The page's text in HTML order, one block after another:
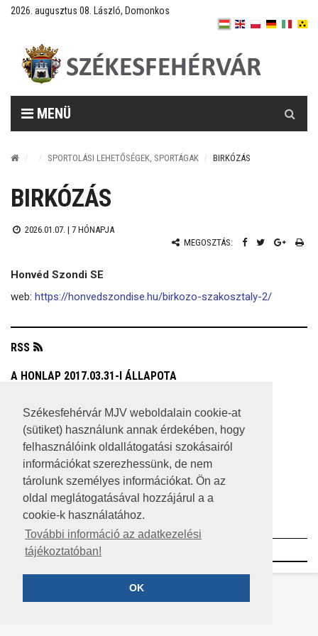
Székesfehérvár MJV weboldalain cookie-at
(sütiket) használunk annak érdekében, hogy
felhasználóink oldallátogatási szokásairól
információkat szerezhessünk, de nem
tárolunk személyes információkat. Ön az
oldal meglátogatásával hozzájárul a a
cookie-k használatához.
További információ az adatkezelési
tájékoztatóban!
OK
2026. augusztus 08. László, Domonkos
MENÜ
SPORTOLÁSI LEHETŐSÉGEK, SPORTÁGAK BIRKÓZÁS
BIRKÓZÁS
2026.01.07. | 7 HÓNAPJA
MEGOSZTÁS:
Honvéd Szondi SE
web: https://honvedszondise.hu/birkozo-szakosztaly-2/
RSS
A HONLAP 2017.03.31-I ÁLLAPOTA
JOGI NYILATKOZAT
IMPRESSZUM
MÉDIAAJÁNLAT
KÖZÉRDEKŰ ADATOK
ADATVÉDELEM
©2023 SZÉKESFEHÉRVÁR MEGYEI JOGÚ VÁROS